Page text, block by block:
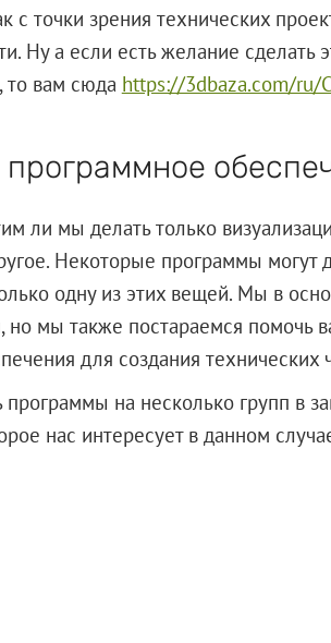
точки зрения технических
Ну а если есть желание сделать
то вам сюда https://3dbaza.com/ru/
программное
ли мы делать только
Некоторые программы могут
одну из этих вещей. Мы в
но мы также постараемся помочь
для создания технических
на несколько групп в
нас интересует в данном